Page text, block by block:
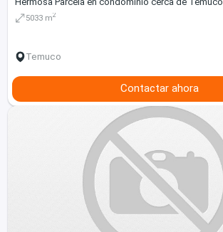
5033 m2
Temuco
Contactar ahora